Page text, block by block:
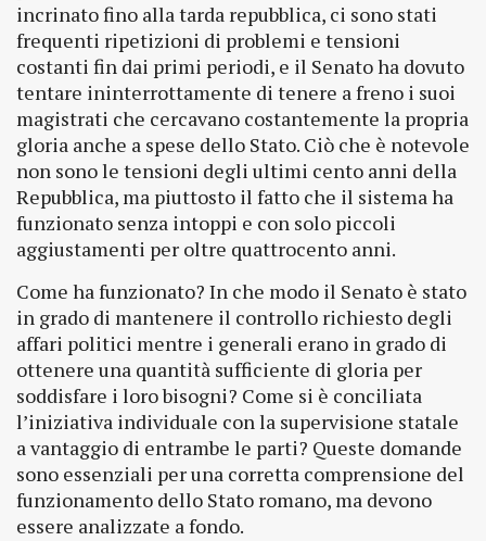
incrinato fino alla tarda repubblica, ci sono stati
frequenti ripetizioni di problemi e tensioni
costanti fin dai primi periodi, e il Senato ha dovuto
tentare ininterrottamente di tenere a freno i suoi
magistrati che cercavano costantemente la propria
gloria anche a spese dello Stato. Ciò che è notevole
non sono le tensioni degli ultimi cento anni della
Repubblica, ma piuttosto il fatto che il sistema ha
funzionato senza intoppi e con solo piccoli
aggiustamenti per oltre quattrocento anni.
Come ha funzionato? In che modo il Senato è stato
in grado di mantenere il controllo richiesto degli
affari politici mentre i generali erano in grado di
ottenere una quantità sufficiente di gloria per
soddisfare i loro bisogni? Come si è conciliata
l’iniziativa individuale con la supervisione statale
a vantaggio di entrambe le parti? Queste domande
sono essenziali per una corretta comprensione del
funzionamento dello Stato romano, ma devono
essere analizzate a fondo.